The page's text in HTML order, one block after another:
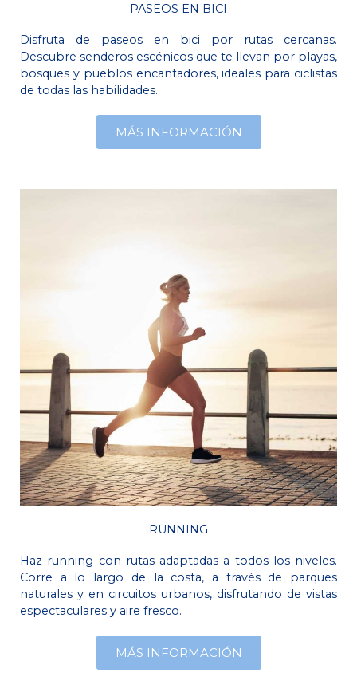
PASEOS EN BICI
Disfruta de paseos en bici por rutas cercanas.
Descubre senderos escénicos que te llevan por playas,
bosques y pueblos encantadores, ideales para ciclistas
de todas las habilidades.
MÁS INFORMACIÓN
RUNNING
Haz running con rutas adaptadas a todos los niveles.
Corre a lo largo de la costa, a través de parques
naturales y en circuitos urbanos, disfrutando de vistas
espectaculares y aire fresco.
MÁS INFORMACIÓN